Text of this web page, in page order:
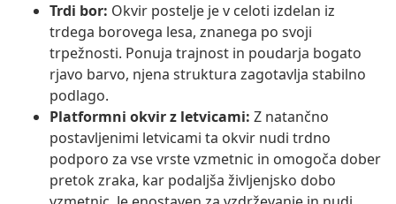
Trdi bor: Okvir postelje je v celoti izdelan iz
trdega borovega lesa, znanega po svoji
trpežnosti. Ponuja trajnost in poudarja bogato
rjavo barvo, njena struktura zagotavlja stabilno
podlago.
Platformni okvir z letvicami: Z natančno
postavljenimi letvicami ta okvir nudi trdno
podporo za vse vrste vzmetnic in omogoča dober
pretok zraka, kar podaljša življenjsko dobo